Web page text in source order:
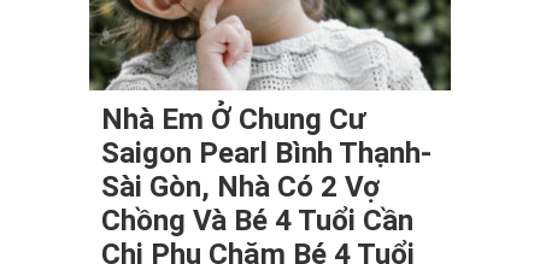
Nhà Em Ở Chung Cư
Saigon Pearl Bình Thạnh-
Sài Gòn, Nhà Có 2 Vợ
Chồng Và Bé 4 Tuổi Cần
Chị Phụ Chăm Bé 4 Tuổi